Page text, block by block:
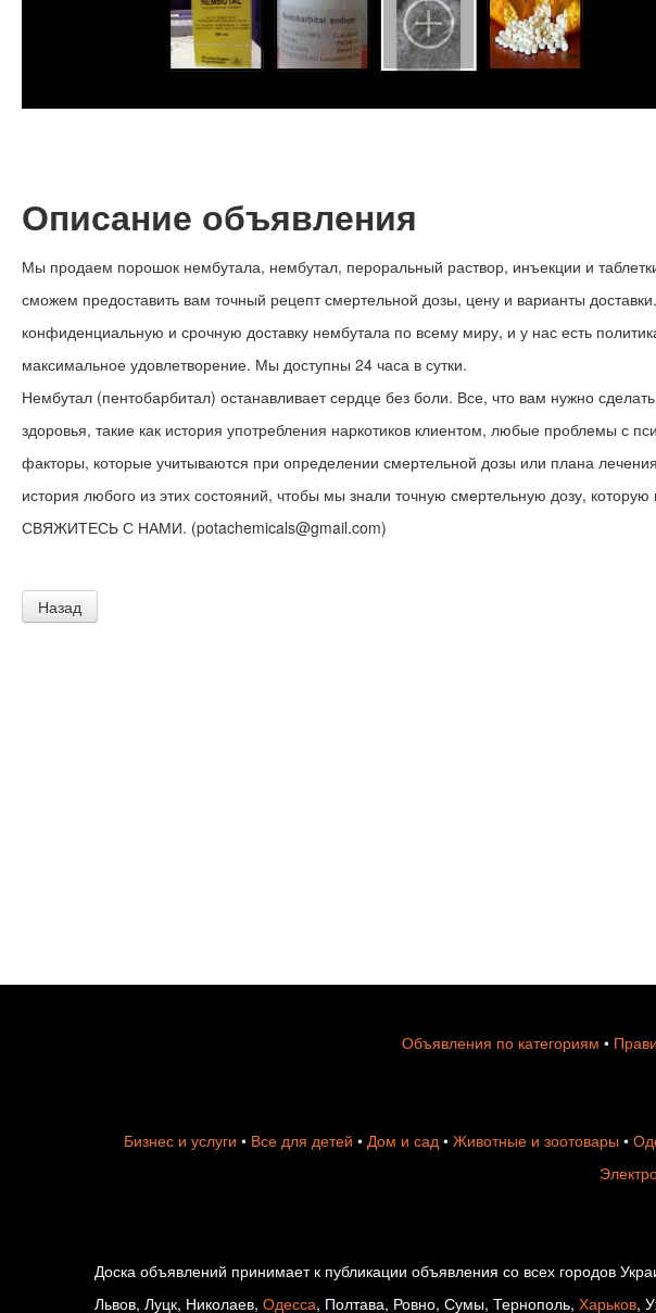
Описание объявления
Мы продаем порошок нембутала, нембутал, пероральный раствор, инъекции и
сможем предоставить вам точный рецепт смертельной дозы, цену и варианты
конфиденциальную и срочную доставку нембутала по всему миру, и у нас есть
максимальное удовлетворение. Мы доступны 24 часа в сутки.
Нембутал (пентобарбитал) останавливает сердце без боли. Все, что вам нужно
здоровья, такие как история употребления наркотиков клиентом, любые проблемы с
факторы, которые учитываются при определении смертельной дозы или плана
история любого из этих состояний, чтобы мы знали точную смертельную дозу,
СВЯЖИТЕСЬ С НАМИ. (potachemicals@gmail.com)
Назад
Объявления по категориям •
Бизнес и услуги • Все для детей • Дом и сад • Животные и зоотовары •
Доска объявлений принимает к публикации объявления со всех городов
Львов, Луцк, Николаев, Одесса, Полтава, Ровно, Сумы, Тернополь, Харьков,